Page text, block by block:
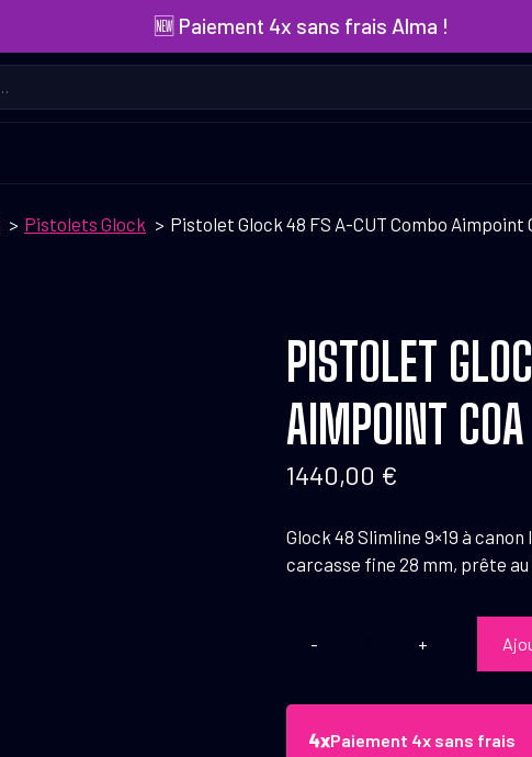
🆕 Paiement 4x sans frais Alma !
Pistolets Glock Pistolet Glock 48 FS A-CUT Combo Aimpoint
PISTOLET
AIMPOINT
1440,00 €
Glock 48 Slimline 9×19 à
carcasse fine 28 mm, prête
Pistolet
GlockPaiement 4x sans frais